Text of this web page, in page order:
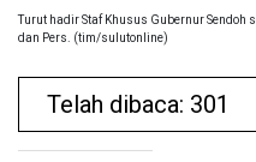
Turut hadir Staf Khusus Gubernur Sendoh
dan Pers. (tim/sulutonline)
Telah dibaca: 301